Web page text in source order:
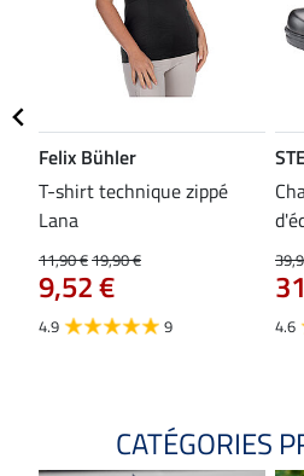
Felix Bühler
T-shirt technique zippé
Lana
11,90 €19,90 €
9,52 €
4.9 9 4.6
CATÉGORIES